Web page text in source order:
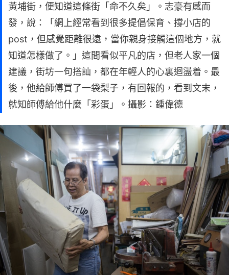
黃埔街，便知道這條街「命不久矣」。志豪有感而
發，說：「網上經常看到很多提倡保育、撐小店的
post，但感覺距離很遠，當你親身接觸這個地方，就
知道怎樣做了。」這間看似平凡的店，但老人家一個
建議，街坊一句搭訕，都在年輕人的心裏迴盪着。最
後，他給師傅買了一袋梨子，有回報的，看到文末，
就知師傅給他什麼「彩蛋」。攝影：鍾偉德